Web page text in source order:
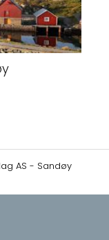
AS - Sandøy